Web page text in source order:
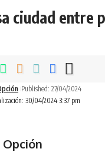
ciudad entre
30/04/2024 3:37 pm
Published: 27/04/2024
Opción